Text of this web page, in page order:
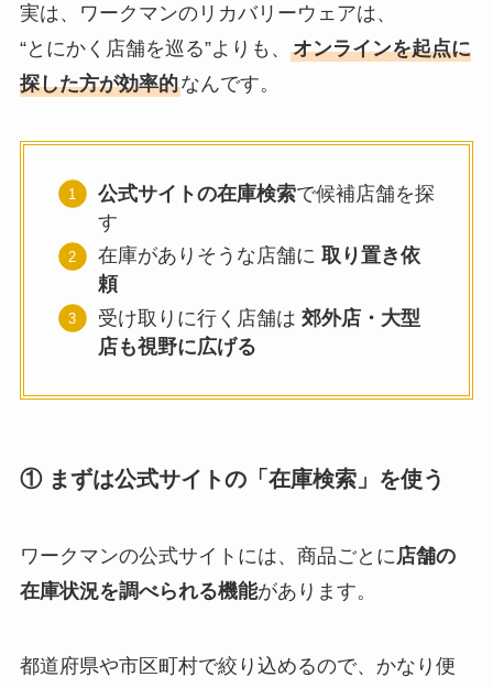
実は、ワークマンのリカバリーウェアは、
“とにかく店舗を巡る”よりも、 オンラインを起点に
探した方が効率的なんです。
公式サイトの在庫検索で候補店舗を探
す
在庫がありそうな店舗に取り置き依
頼
受け取りに行く店舗は郊外店・大型
店も視野に広げる
① まずは公式サイトの「在庫検索」を使う
ワークマンの公式サイトには、商品ごとに 店舗の
在庫状況を調べられる機能があります。
都道府県や市区町村で絞り込めるので、かなり便